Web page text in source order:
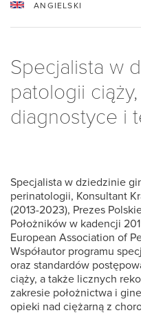
ANGIELSKI
Specjalista w
patologii
diagnostyce i
Specjalista w dziedzinie
perinatologii, Konsultant
(2013-2023), Prezes
Położników w kadencji
European Association of
Współautor programu
oraz standardów
ciąży, a także licznych
zakresie położnictwa i
opieki nad ciężarną z